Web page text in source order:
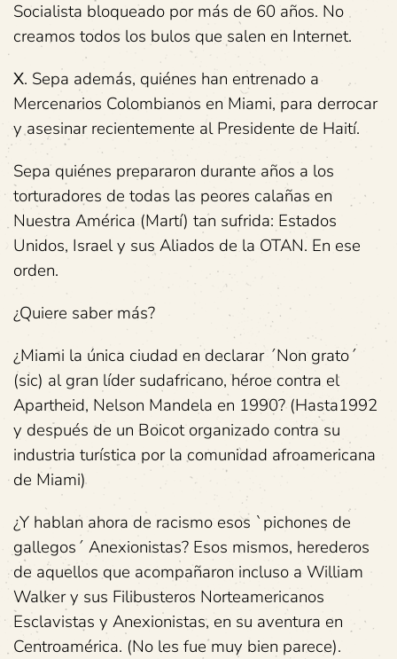
Socialista bloqueado por más de 60 años. No
creamos todos los bulos que salen en Internet.
X. Sepa además, quiénes han entrenado a
Mercenarios Colombianos en Miami, para derrocar
y asesinar recientemente al Presidente de Haití.
Sepa quiénes prepararon durante años a los
torturadores de todas las peores calañas en
Nuestra América (Martí) tan sufrida: Estados
Unidos, Israel y sus Aliados de la OTAN. En ese
orden.
¿Quiere saber más?
¿Miami la única ciudad en declarar ´Non grato´
(sic) al gran líder sudafricano, héroe contra el
Apartheid, Nelson Mandela en 1990? (Hasta1992
y después de un Boicot organizado contra su
industria turística por la comunidad afroamericana
de Miami)
¿Y hablan ahora de racismo esos `pichones de
gallegos´ Anexionistas? Esos mismos, herederos
de aquellos que acompañaron incluso a William
Walker y sus Filibusteros Norteamericanos
Esclavistas y Anexionistas, en su aventura en
Centroamérica. (No les fue muy bien parece).